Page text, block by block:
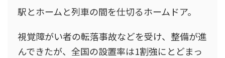
駅とホームと列車の間を仕切るホームドア。
視覚障がい者の転落事故などを受け、整備が進
んできたが、全国の設置率は1割強にとどまっ